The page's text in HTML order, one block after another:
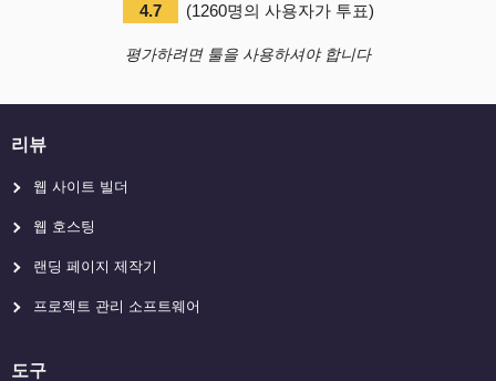
4.7 (1260명의 사용자가 투표)
평가하려면 툴을 사용하셔야 합니다
리뷰
웹 사이트 빌더
웹 호스팅
랜딩 페이지 제작기
프로젝트 관리 소프트웨어
도구